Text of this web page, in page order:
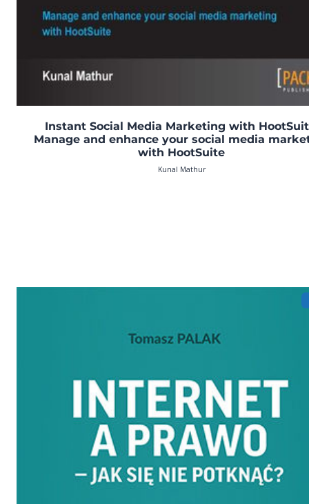
Instant Social Media Marketing with
Manage and enhance your social media
with HootSuite
Kunal Mathur